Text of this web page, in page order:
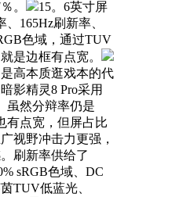
。
15。6英寸屏
165Hz刷新率、
色域，通过TUV
是边框有点宽。
高本质逛戏本的代
影精灵8 Pro采用
虽然分辩率仍是
有点宽，但屏占比
视野冲击力更强，
刷新率供给了
sRGB色域、DC
TUV低蓝光、